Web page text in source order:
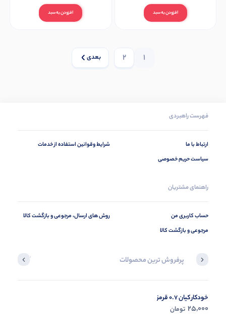
افزودن به سبد افزودن به سبد
1
2 بعدی
فهرست راهبردی
ارتباط با ما
سیاست حریم خصوصی
شرایط وقوانین استفاده از خدمات
راهنمای مشتریان
حساب کاربری من
مرجوعی و بازگشت کالا
روش های ارسال، مرجوعی و بازگشت کالا
پرفروش ترین محصولات آخرین
خودکار کیان 0.7 قرمز
25,000 تومان